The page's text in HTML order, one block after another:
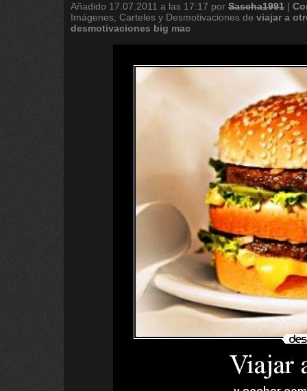
Añadido 17.07.2011 a las 17:17 por Sascha1991 |
Imágenes, Carteles y Desmotivaciones de viajar a
desmotivaciones big mac